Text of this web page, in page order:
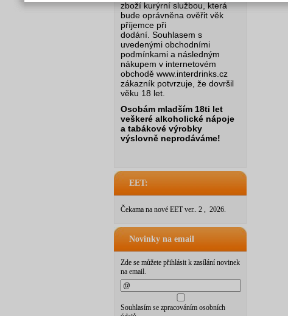
zboží kurýrní službou, která
bude oprávněna ověřit věk
příjemce při
dodání. Souhlasem s
uvedenými obchodními
podmínkami a následným
nákupem v internetovém
obchodě www.interdrinks.cz
zákazník potvrzuje, že dovršil
věku 18 let.
Osobám mladším 18ti let
veškeré alkoholické nápoje
a tabákové výrobky
výslovně neprodáváme!
EET:
Čekama na nové EET ver.. 2 , 2026.
Novinky na email
Zde se můžete přihlásit k zasílání novinek
na email.
Souhlasím se zpracováním osobních